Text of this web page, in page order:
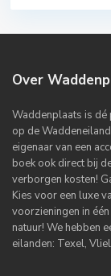
Over
Waddenplaats is dé
op de
eigenaar van een
boek ook direct bij
verborgen kosten!
Kies voor een luxe
voorzieningen in
natuur! We hebben
eilanden: Texel,